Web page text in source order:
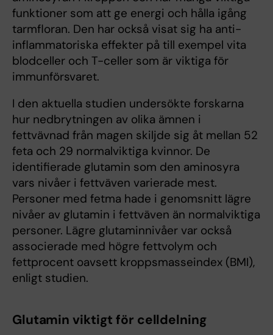
funktioner som att ge energi och hålla igång
tarmfloran. Den har också visat sig ha anti-
inflammatoriska effekter på till exempel vita
blodceller och T-celler som är viktiga för
immunförsvaret.
I den aktuella studien undersökte forskarna
hur nedbrytningen av olika ämnen i
fettvävnad från magen skiljde sig åt mellan 52
feta och 29 normalviktiga kvinnor. De
identifierade glutamin som den aminosyra
vars nivåer i fettväven varierade mest.
Personer med fetma hade i genomsnitt lägre
nivåer av glutamin i fettväven än normalviktiga
personer. Lägre glutaminnivåer var också
associerade med högre fettvolym och
fettprocent oavsett kroppsmasseindex (BMI),
enligt studien.
Glutamin viktigt för celldelning